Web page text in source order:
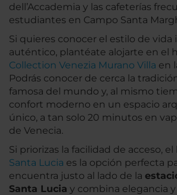
dell’Accademia y las cafeterías
estudiantes en Campo Santa
Si quieres conocer el estilo de vida
auténtico, plantéate alojarte en el
Collection Venezia Murano Villa en
Podrás conocer de cerca la
famosa del mundo y, al mismo
confort moderno en un espacio
único, a tan solo 20 minutos en
de Venecia.
Si priorizas la facilidad de acceso,
Santa Lucia es la opción perfecta
encuentra justo al lado de la
Santa Lucia y combina elegancia